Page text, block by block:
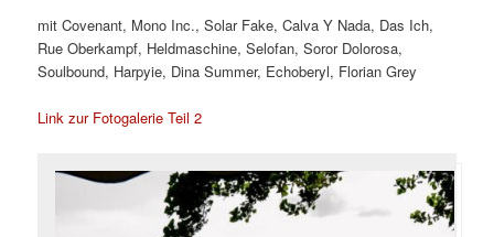
mit Covenant, Mono Inc., Solar Fake, Calva Y Nada, Das Ich,
Rue Oberkampf, Heldmaschine, Selofan, Soror Dolorosa,
Soulbound, Harpyie, Dina Summer, Echoberyl, Florian Grey
Link zur Fotogalerie Teil 2